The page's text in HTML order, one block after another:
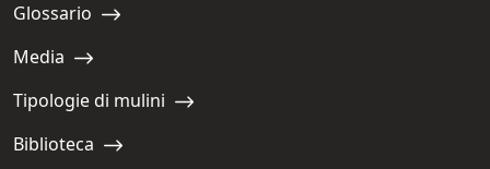
Navigate to:
Glossario
Navigate to:
Media
Navigate to:
Tipologie di mulini
Navigate to:
Biblioteca